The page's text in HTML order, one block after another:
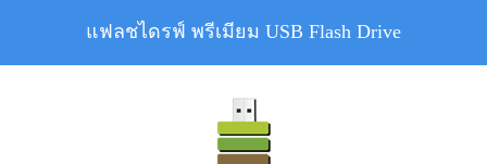
แฟลชไดรฟ์ พรีเมียม USB Flash Drive